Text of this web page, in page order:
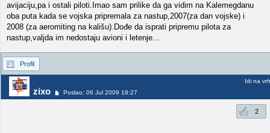
avijaciju,pa i ostali piloti.Imao sam prilike da ga vidim na Kalemegdanu
oba puta kada se vojska pripremala za nastup,2007(za dan vojske) i
2008 (za aeromiting na kališu).Dođe da isprati pripremu pilota za
nastup,valjda im nedostaju avioni i letenje...
Profil
zixo Poslao: 06 Jul 2009 18:27
Idi na vrh
2